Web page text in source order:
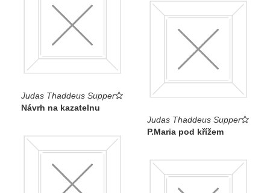
Judas Thaddeus Supper
Návrh na kazatelnu
Judas Thaddeus Supper
P.Maria pod křížem